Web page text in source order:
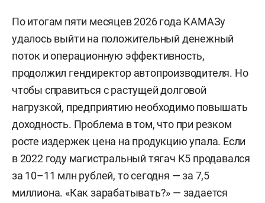
По итогам пяти месяцев 2026 года КАМАЗу
удалось выйти на положительный денежный
поток и операционную эффективность,
продолжил гендиректор автопроизводителя. Но
чтобы справиться с растущей долговой
нагрузкой, предприятию необходимо повышать
доходность. Проблема в том, что при резком
росте издержек цена на продукцию упала. Если
в 2022 году магистральный тягач К5 продавался
за 10–11 млн рублей, то сегодня — за 7,5
миллиона. «Как зарабатывать?» — задается